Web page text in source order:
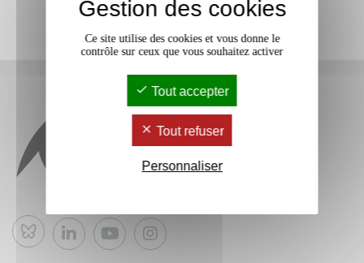
Bluesky
Gestion des cookies
Ce site utilise des cookies et vous donne le
contrôle sur ceux que vous souhaitez activer
Tout accepter
Tout refuser
Personnaliser